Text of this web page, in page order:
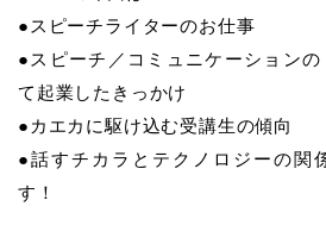
●スピーチライターのお仕事
●スピーチ／コミュニケーション
て起業したきっかけ
●カエカに駆け込む受講生の傾向
●話すチカラとテクノロジーの
す！